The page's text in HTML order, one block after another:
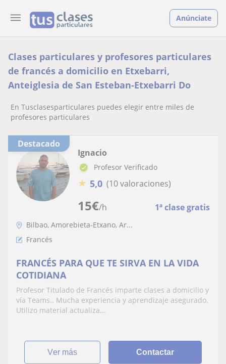
Anúnciate
Clases particulares y profesores particulares
de francés a domicilio en Etxebarri,
Anteiglesia de San Esteban-Etxebarri Do
En Tusclasesparticulares puedes elegir entre miles de
profesores particulares
Destacado
15€/h 1ª clase gratis
Ignacio
Profesor Verificado
★ 5,0 (10 valoraciones)
Bilbao, Amorebieta-Etxano, Ar...
Francés
FRANCÉS PARA QUE TE SIRVA EN LA VIDA
COTIDIANA
Profesor Titulado de Francés imparte clases a domicilio y
vía Teams.. Mucha experiencia y aprendizaje asegurado.
Utilizo material actualiza...
ver más Contactar